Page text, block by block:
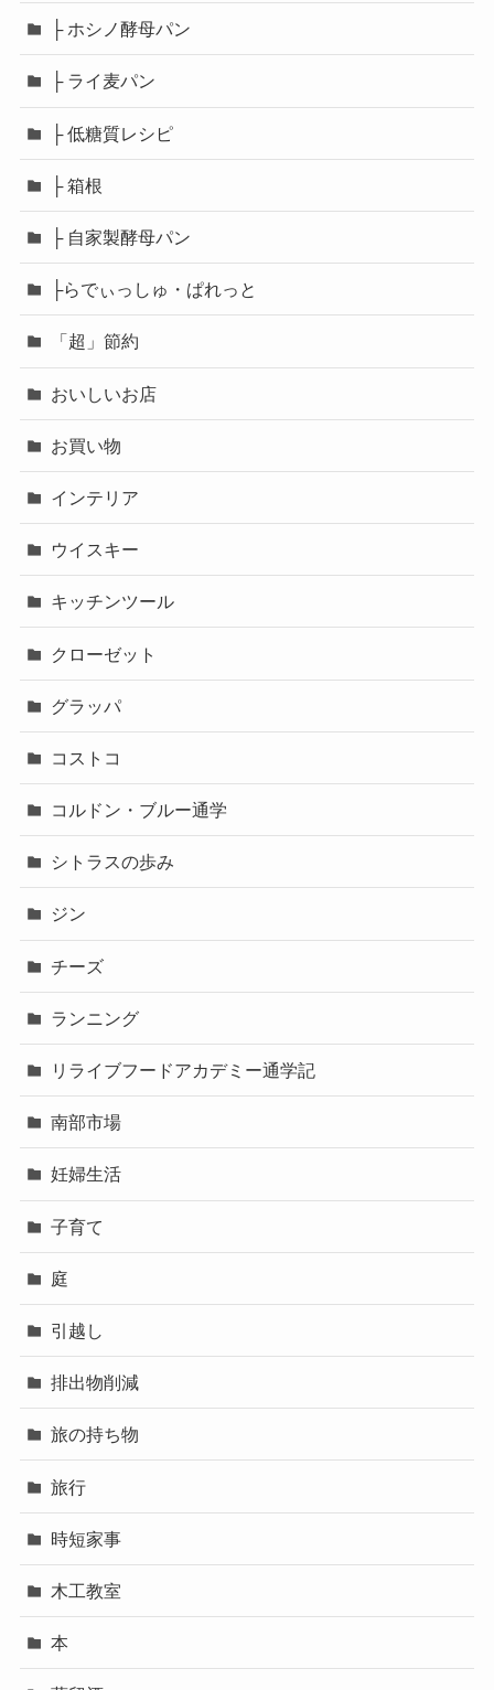
├ ホシノ酵母パン
├ ライ麦パン
├ 低糖質レシピ
├ 箱根
├ 自家製酵母パン
├らでぃっしゅ・ぱれっと
「超」節約
おいしいお店
お買い物
インテリア
ウイスキー
キッチンツール
クローゼット
グラッパ
コストコ
コルドン・ブルー通学
シトラスの歩み
ジン
チーズ
ランニング
リライブフードアカデミー通学記
南部市場
妊婦生活
子育て
庭
引越し
排出物削減
旅の持ち物
旅行
時短家事
木工教室
本